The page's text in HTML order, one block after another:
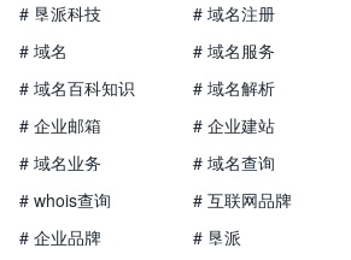
# 垦派科技 # 域名注册
# 域名
# 域名服务
# 域名百科知识
# 域名解析
# 企业邮箱
# 企业建站
# 域名业务
# 域名查询
# whois查询
# 互联网品牌
# 企业品牌
# 垦派